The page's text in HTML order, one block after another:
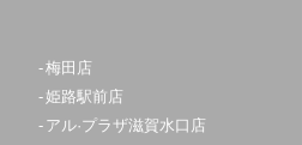
梅田店
姫路駅前店
アル·プラザ滋賀水口店